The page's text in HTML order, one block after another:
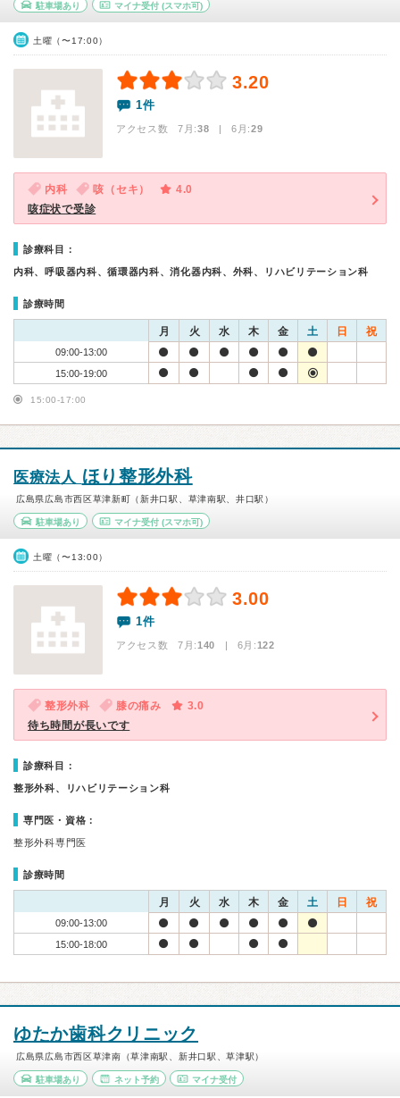
駐車場あり マイナ受付(スマホ可)
土曜（〜17:00）
3.20
1件
アクセス数 7月:38 | 6月:29
内科 咳（セキ）
4.0
咳症状で受診
診療科目：
内科、呼吸器内科、循環器内科、消化器内科、外科、リハビリテーション科
診療時間
月 火 水 木 金 土 日 祝
09:00-13:00
15:00-19:00
15:00-17:00
医療法人 ほり整形外科
広島県広島市西区草津新町（新井口駅、草津南駅、井口駅）
駐車場あり マイナ受付(スマホ可)
土曜（〜13:00）
3.00
1件
アクセス数 7月:140 | 6月:122
整形外科 膝の痛み
3.0
待ち時間が長いです
診療科目：
整形外科、リハビリテーション科
専門医・資格：
整形外科専門医
診療時間
月 火 水 木 金 土 日 祝
09:00-13:00
15:00-18:00
ゆたか歯科クリニック
広島県広島市西区草津南（草津南駅、新井口駅、草津駅）
駐車場あり ネット予約 マイナ受付